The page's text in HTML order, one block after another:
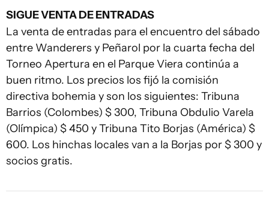
SIGUE VENTA DE ENTRADAS
La venta de entradas para el encuentro del sábado
entre Wanderers y Peñarol por la cuarta fecha del
Torneo Apertura en el Parque Viera continúa a
buen ritmo. Los precios los fijó la comisión
directiva bohemia y son los siguientes: Tribuna
Barrios (Colombes) $ 300, Tribuna Obdulio Varela
(Olímpica) $ 450 y Tribuna Tito Borjas (América) $
600. Los hinchas locales van a la Borjas por $ 300 y
socios gratis.